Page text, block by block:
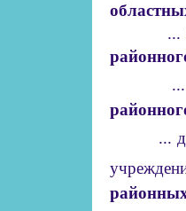
...
...
... для